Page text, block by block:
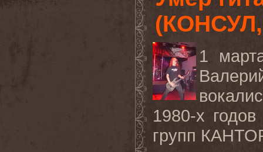
1
1980-х
групп